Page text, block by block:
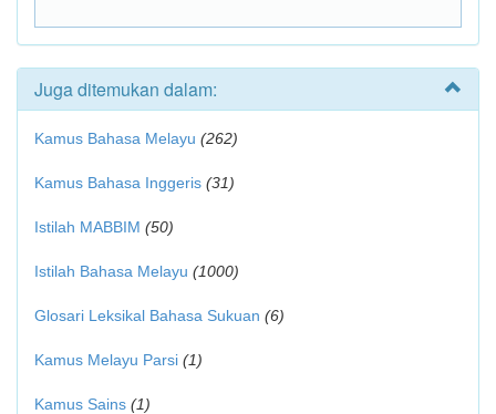
Juga ditemukan dalam:
Kamus Bahasa Melayu (262)
Kamus Bahasa Inggeris (31)
Istilah MABBIM (50)
Istilah Bahasa Melayu (1000)
Glosari Leksikal Bahasa Sukuan (6)
Kamus Melayu Parsi (1)
Kamus Sains (1)